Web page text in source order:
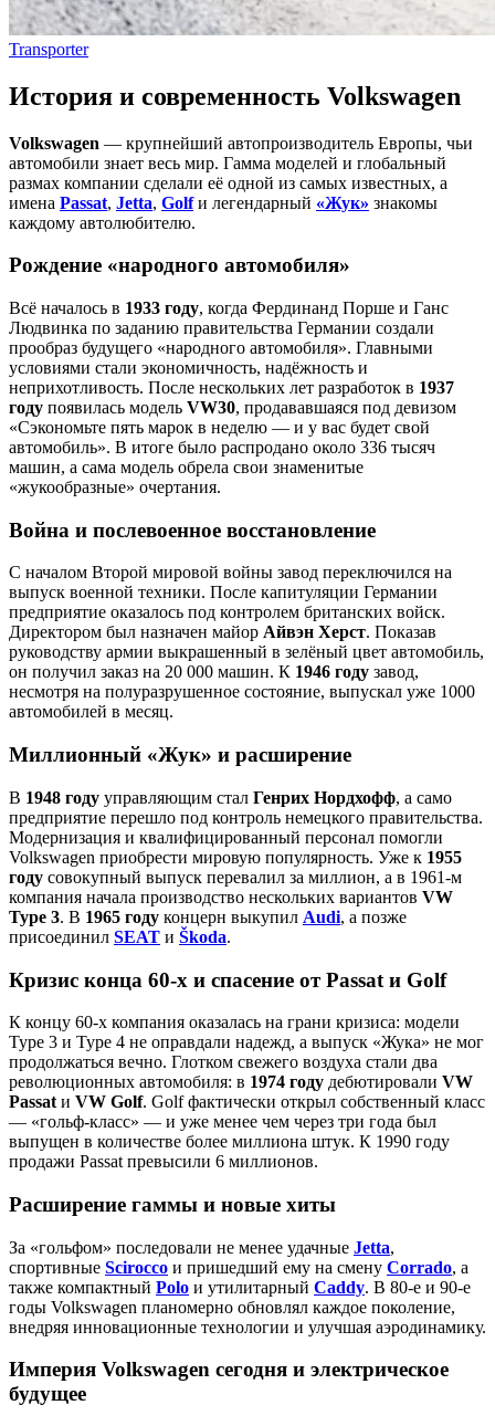
Transporter
История и современность Volkswagen
Volkswagen — крупнейший автопроизводитель Европы, чьи
автомобили знает весь мир. Гамма моделей и глобальный
размах компании сделали её одной из самых известных, а
имена Passat, Jetta, Golfи легендарный «Жук» знакомы
каждому автолюбителю.
Рождение «народного автомобиля»
Всё началось в 1933 году, когда Фердинанд Порше и Ганс
Людвинка по заданию правительства Германии создали
прообраз будущего «народного автомобиля». Главными
условиями стали экономичность, надёжность и
неприхотливость. После нескольких лет разработок в 1937
году появилась модель VW30, продававшаяся под девизом
«Сэкономьте пять марок в неделю — и у вас будет свой
автомобиль». В итоге было распродано около 336 тысяч
машин, а сама модель обрела свои знаменитые
«жукообразные» очертания.
Война и послевоенное восстановление
С началом Второй мировой войны завод переключился на
выпуск военной техники. После капитуляции Германии
предприятие оказалось под контролем британских войск.
Директором был назначен майор Айвэн Херст. Показав
руководству армии выкрашенный в зелёный цвет автомобиль,
он получил заказ на 20 000 машин. К 1946 году завод,
несмотря на полуразрушенное состояние, выпускал уже 1000
автомобилей в месяц.
Миллионный «Жук» и расширение
В 1948 году управляющим стал Генрих Нордхофф, а само
предприятие перешло под контроль немецкого правительства.
Модернизация и квалифицированный персонал помогли
Volkswagen приобрести мировую популярность. Уже к 1955
году совокупный выпуск перевалил за миллион, а в 1961‑м
компания начала производство нескольких вариантов VW
Type 3. В 1965 году концерн выкупил Audi, а позже
присоединил SEAT и Škoda.
Кризис конца 60‑х и спасение от Passat и Golf
К концу 60‑х компания оказалась на грани кризиса: модели
Type 3 и Type 4 не оправдали надежд, а выпуск «Жука» не мог
продолжаться вечно. Глотком свежего воздуха стали два
революционных автомобиля: в 1974 году дебютировали VW
Passat и VW Golf. Golf фактически открыл собственный класс
— «гольф‑класс» — и уже менее чем через три года был
выпущен в количестве более миллиона штук. К 1990 году
продажи Passat превысили 6 миллионов.
Расширение гаммы и новые хиты
За «гольфом» последовали не менее удачные Jetta,
спортивные Scirocco и пришедший ему на смену Corrado, а
также компактный Polo и утилитарный Caddy. В 80‑е и 90‑е
годы Volkswagen планомерно обновлял каждое поколение,
внедряя инновационные технологии и улучшая аэродинамику.
Империя Volkswagen сегодня и электрическое
будущее